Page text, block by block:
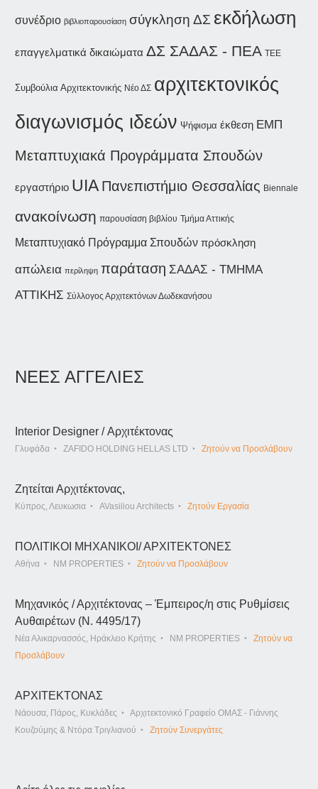
συνέδριο βιβλιοπαρουσίαση σύγκληση ΔΣ εκδήλωση
επαγγελματικά δικαιώματα ΔΣ ΣΑΔΑΣ - ΠΕΑ ΤΕΕ
Συμβούλια Αρχιτεκτονικής Νέο ΔΣ αρχιτεκτονικός
διαγωνισμός ιδεών Ψήφισμα έκθεση ΕΜΠ
Μεταπτυχιακά Προγράμματα Σπουδών
εργαστήριο UIA Πανεπιστήμιο Θεσσαλίας Biennale
ανακοίνωση παρουσίαση βιβλίου Τμήμα Αττικής
Μεταπτυχιακό Πρόγραμμα Σπουδών πρόσκληση
απώλεια περίληψη παράταση ΣΑΔΑΣ - ΤΜΗΜΑ
ΑΤΤΙΚΗΣ Σύλλογος Αρχιτεκτόνων Δωδεκανήσου
ΝΕΕΣ ΑΓΓΕΛΙΕΣ
Interior Designer / Αρχιτέκτονας
Γλυφάδα ZAFIDO HOLDING HELLAS LTD Ζητούν να Προσλάβουν
Ζητείται Αρχιτέκτονας,
Κύπρος, Λευκωσια AVasiliou Architects Ζητούν Εργασία
ΠΟΛΙΤΙΚΟΙ ΜΗΧΑΝΙΚΟΙ/ ΑΡΧΙΤΕΚΤΟΝΕΣ
Αθήνα NM PROPERTIES Ζητούν να Προσλάβουν
Μηχανικός / Αρχιτέκτονας – Έμπειρος/η στις Ρυθμίσεις
Αυθαιρέτων (Ν. 4495/17)
Νέα Αλικαρνασσός, Ηράκλειο Κρήτης NM PROPERTIES
Ζητούν να
Προσλάβουν
ΑΡΧΙΤΕΚΤΟΝΑΣ
Νάουσα, Πάρος, Κυκλάδες
Αρχιτεκτονικό Γραφείο ΟΜΑΣ - Γιάννης
Κουζούμης & Ντόρα Τριγλιανού
Ζητούν Συνεργάτες